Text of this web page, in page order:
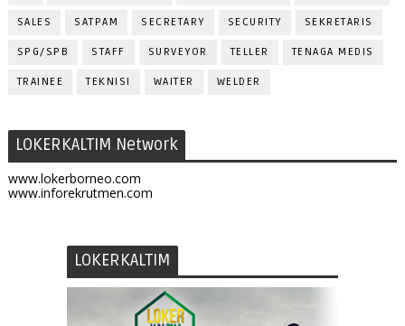
SALES SATPAM SECRETARY SECURITY SEKRETARIS
SPG/SPB STAFF SURVEYOR TELLER TENAGA MEDIS
TRAINEE TEKNISI WAITER WELDER
LOKERKALTIM Network
www.lokerborneo.com
www.inforekrutmen.com
LOKERKALTIM